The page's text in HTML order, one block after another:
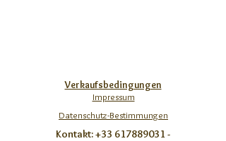
Verkaufsbedingungen
Impressum
Datenschutz-Bestimmungen
Kontakt:+33 617889031 -